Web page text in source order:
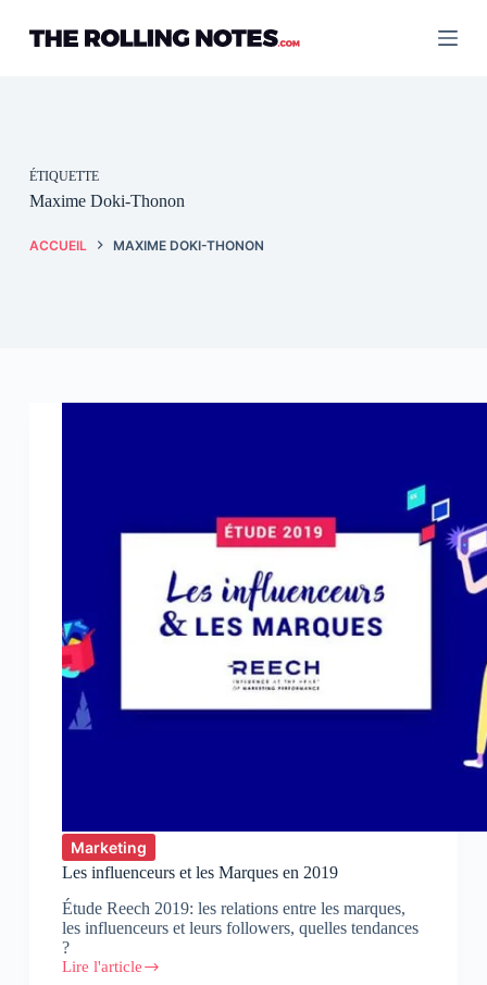
contenu
ÉTIQUETTE
Maxime Doki-Thonon
ACCUEIL MAXIME DOKI-THONON
Marketing
Les influenceurs et les Marques en 2019
Étude Reech 2019: les relations entre les marques,
les influenceurs et leurs followers, quelles tendances
?
Lire l'article
Les